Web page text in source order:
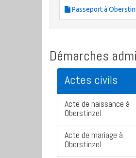
Passeport à
Démarches
Actes civils
Acte de naissance à
Oberstinzel
Acte de mariage à
Oberstinzel